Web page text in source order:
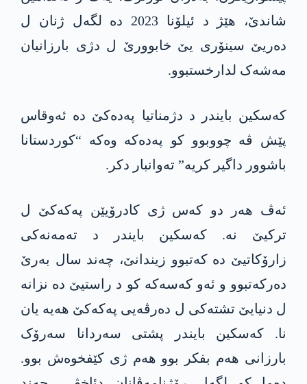
شاندێ، ھێژ د ئیلۆنا 2023 دە لگەل ژنان ل
دەریێ سینۆری یێ خابوورێ ل دژی بارزانیان
مەشەک لدارخستبوو.
کەسکین بایندر د دژمناتیا پەدەکێ دە ئەوقاس
پێش ڤە چووبوو کو پەدەکە وەکە “کوردستانا
باشوور داگیر کریە” تەوانبار دکر.
ئەڤ ھەر دو کەس ژی کادرۆیێن پەکەکێ ل
ترکیێ نە. کەسکین بایندر د تەمەنەکی
زارۆکاتیێ دە کەتبوو زیندانێ، چەند سال بەرێ
دەرکەتبوو و ئەو کەسەکە کو د راستیێ دە نزانە
ل دنیایێ تشتەکی ل دەرڤەیی پەکەکێ ھەیە یان
نا. کەسکین بایندر پشتی سەردانا سەرۆک
بارزانی ھەم بفکر بوو ھەم ژی کێفخوەش بوو.